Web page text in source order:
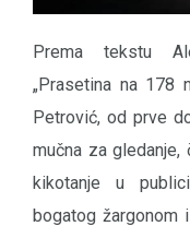
Prema tekstu
„Prasetina na 178
Petrović, od prve
mučna za
kikotanje u
bogatog žargonom